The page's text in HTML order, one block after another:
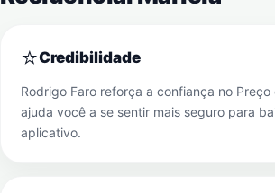
⭐Credibilidade
Rodrigo Faro reforça a confiança no Preço
ajuda você a se sentir mais seguro para
aplicativo.